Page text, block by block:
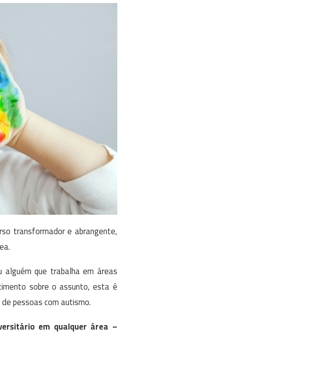
transformador e abrangente,
que trabalha em áreas
sobre o assunto, esta é
pessoas com autismo.
em qualquer área –